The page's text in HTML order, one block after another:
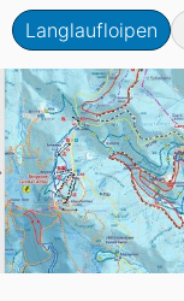
Langlaufloipen